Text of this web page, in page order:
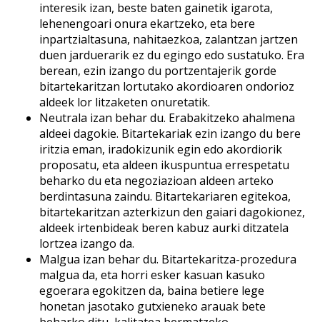
interesik izan, beste baten gainetik igarota,
lehenengoari onura ekartzeko, eta bere
inpartzialtasuna, nahitaezkoa, zalantzan jartzen
duen jarduerarik ez du egingo edo sustatuko. Era
berean, ezin izango du portzentajerik gorde
bitartekaritzan lortutako akordioaren ondorioz
aldeek lor litzaketen onuretatik.
Neutrala izan behar du. Erabakitzeko ahalmena
aldeei dagokie. Bitartekariak ezin izango du bere
iritzia eman, iradokizunik egin edo akordiorik
proposatu, eta aldeen ikuspuntua errespetatu
beharko du eta negoziazioan aldeen arteko
berdintasuna zaindu. Bitartekariaren egitekoa,
bitartekaritzan azterkizun den gaiari dagokionez,
aldeek irtenbideak beren kabuz aurki ditzatela
lortzea izango da.
Malgua izan behar du. Bitartekaritza-prozedura
malgua da, eta horri esker kasuan kasuko
egoerara egokitzen da, baina betiere lege
honetan jasotako gutxieneko arauak bete